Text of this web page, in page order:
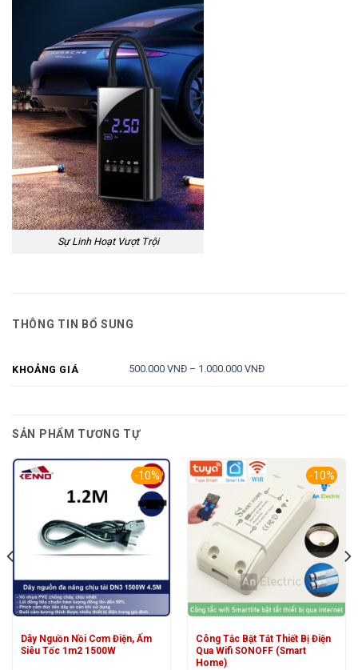
Sự Linh Hoạt Vượt Trội
THÔNG TIN BỔ SUNG
KHOẢNG GIÁ 500.000 VNĐ – 1.000.000 VNĐ
SẢN PHẨM TƯƠNG TỰ
-10%
Dây Nguồn Nồi Cơm Điện, Ấm
Siêu Tốc 1m2 1500W
-10%
Công Tắc Bật Tắt Thiết Bị Điện
Qua Wifi SONOFF (Smart
Home)